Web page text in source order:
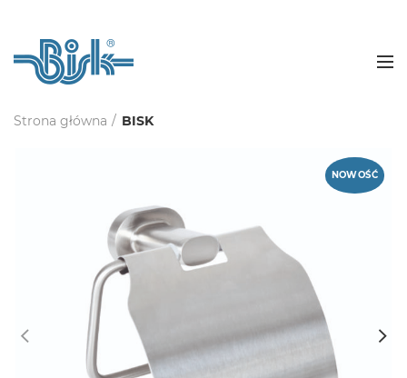
Strona główna BISK
NOWOŚĆ